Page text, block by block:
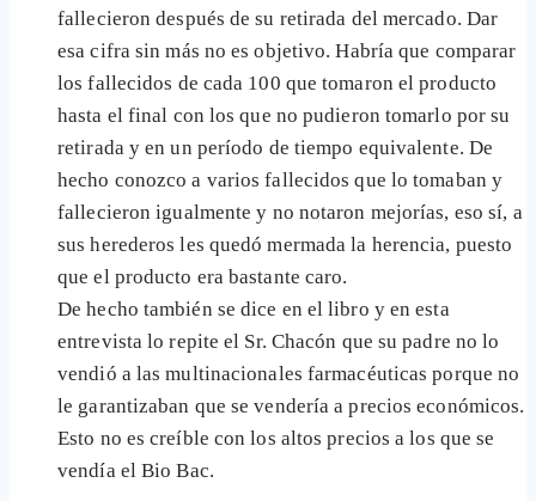
fallecieron después de su retirada del mercado. Dar
esa cifra sin más no es objetivo. Habría que comparar
los fallecidos de cada 100 que tomaron el producto
hasta el final con los que no pudieron tomarlo por su
retirada y en un período de tiempo equivalente. De
hecho conozco a varios fallecidos que lo tomaban y
fallecieron igualmente y no notaron mejorías, eso sí, a
sus herederos les quedó mermada la herencia, puesto
que el producto era bastante caro.
De hecho también se dice en el libro y en esta
entrevista lo repite el Sr. Chacón que su padre no lo
vendió a las multinacionales farmacéuticas porque no
le garantizaban que se vendería a precios económicos.
Esto no es creíble con los altos precios a los que se
vendía el Bio Bac.